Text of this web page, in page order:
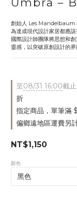
創始人 Les Mandelbaum
為達成現代設計家居都應
國際設計師團隊將思想和
靈感，以突破原創設計的界
至08/31 16:00截止
折
指定商品，單筆滿
偏鄉遠地區運費另
NT$1,150
顏色